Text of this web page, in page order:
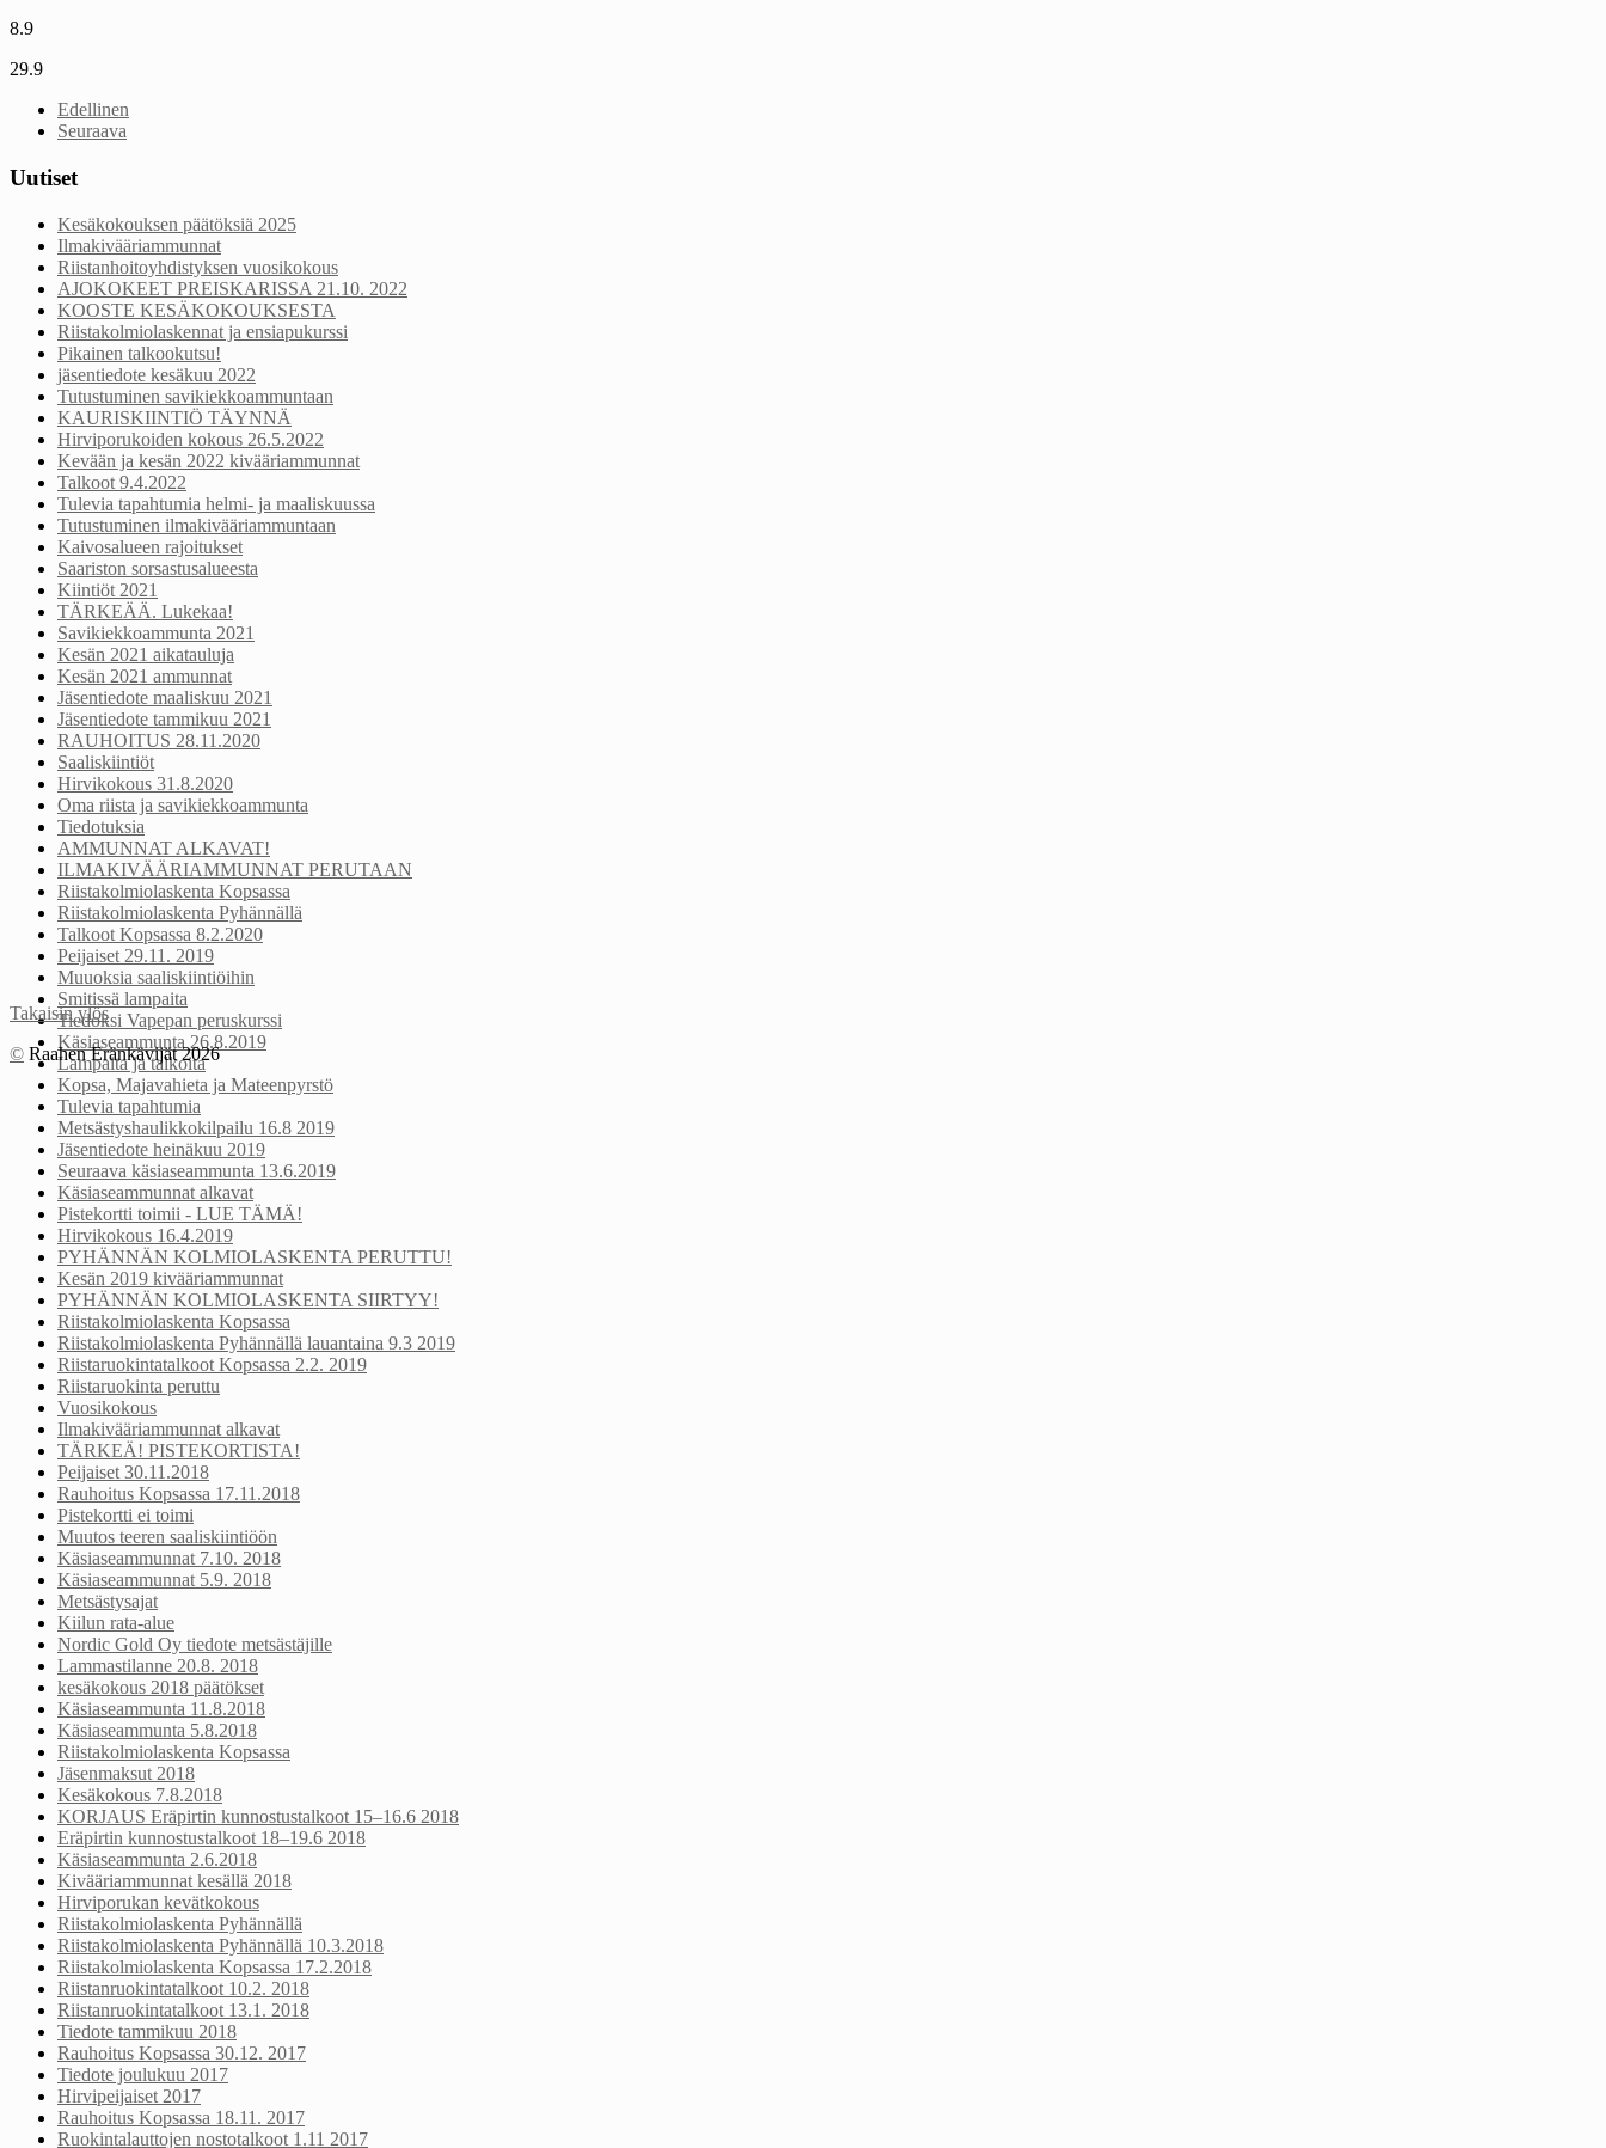
8.9
29.9
Edellinen
Seuraava
Uutiset
Kesäkokouksen päätöksiä 2025
Ilmakivääriammunnat
Riistanhoitoyhdistyksen vuosikokous
AJOKOKEET PREISKARISSA 21.10. 2022
KOOSTE KESÄKOKOUKSESTA
Riistakolmiolaskennat ja ensiapukurssi
Pikainen talkookutsu!
jäsentiedote kesäkuu 2022
Tutustuminen savikiekkoammuntaan
KAURISKIINTIÖ TÄYNNÄ
Hirviporukoiden kokous 26.5.2022
Kevään ja kesän 2022 kivääriammunnat
Talkoot 9.4.2022
Tulevia tapahtumia helmi- ja maaliskuussa
Tutustuminen ilmakivääriammuntaan
Kaivosalueen rajoitukset
Saariston sorsastusalueesta
Kiintiöt 2021
TÄRKEÄÄ. Lukekaa!
Savikiekkoammunta 2021
Kesän 2021 aikatauluja
Kesän 2021 ammunnat
Jäsentiedote maaliskuu 2021
Jäsentiedote tammikuu 2021
RAUHOITUS 28.11.2020
Saaliskiintiöt
Hirvikokous 31.8.2020
Oma riista ja savikiekkoammunta
Tiedotuksia
AMMUNNAT ALKAVAT!
ILMAKIVÄÄRIAMMUNNAT PERUTAAN
Riistakolmiolaskenta Kopsassa
Riistakolmiolaskenta Pyhännällä
Talkoot Kopsassa 8.2.2020
Peijaiset 29.11. 2019
Muuoksia saaliskiintiöihin
Smitissä lampaita
Tiedoksi Vapepan peruskurssi
Käsiaseammunta 26.8.2019
Lampaita ja talkoita
Kopsa, Majavahieta ja Mateenpyrstö
Tulevia tapahtumia
Metsästyshaulikkokilpailu 16.8 2019
Jäsentiedote heinäkuu 2019
Seuraava käsiaseammunta 13.6.2019
Käsiaseammunnat alkavat
Pistekortti toimii - LUE TÄMÄ!
Hirvikokous 16.4.2019
PYHÄNNÄN KOLMIOLASKENTA PERUTTU!
Kesän 2019 kivääriammunnat
PYHÄNNÄN KOLMIOLASKENTA SIIRTYY!
Riistakolmiolaskenta Kopsassa
Riistakolmiolaskenta Pyhännällä lauantaina 9.3 2019
Riistaruokintatalkoot Kopsassa 2.2. 2019
Riistaruokinta peruttu
Vuosikokous
Ilmakivääriammunnat alkavat
TÄRKEÄ! PISTEKORTISTA!
Peijaiset 30.11.2018
Rauhoitus Kopsassa 17.11.2018
Pistekortti ei toimi
Muutos teeren saaliskiintiöön
Käsiaseammunnat 7.10. 2018
Käsiaseammunnat 5.9. 2018
Metsästysajat
Kiilun rata-alue
Nordic Gold Oy tiedote metsästäjille
Lammastilanne 20.8. 2018
kesäkokous 2018 päätökset
Käsiaseammunta 11.8.2018
Käsiaseammunta 5.8.2018
Riistakolmiolaskenta Kopsassa
Jäsenmaksut 2018
Kesäkokous 7.8.2018
KORJAUS Eräpirtin kunnostustalkoot 15–16.6 2018
Eräpirtin kunnostustalkoot 18–19.6 2018
Käsiaseammunta 2.6.2018
Kivääriammunnat kesällä 2018
Hirviporukan kevätkokous
Riistakolmiolaskenta Pyhännällä
Riistakolmiolaskenta Pyhännällä 10.3.2018
Riistakolmiolaskenta Kopsassa 17.2.2018
Riistanruokintatalkoot 10.2. 2018
Riistanruokintatalkoot 13.1. 2018
Tiedote tammikuu 2018
Rauhoitus Kopsassa 30.12. 2017
Tiedote joulukuu 2017
Hirvipeijaiset 2017
Rauhoitus Kopsassa 18.11. 2017
Ruokintalauttojen nostotalkoot 1.11 2017
Takaisin ylös
© Raahen Eränkävijät 2026